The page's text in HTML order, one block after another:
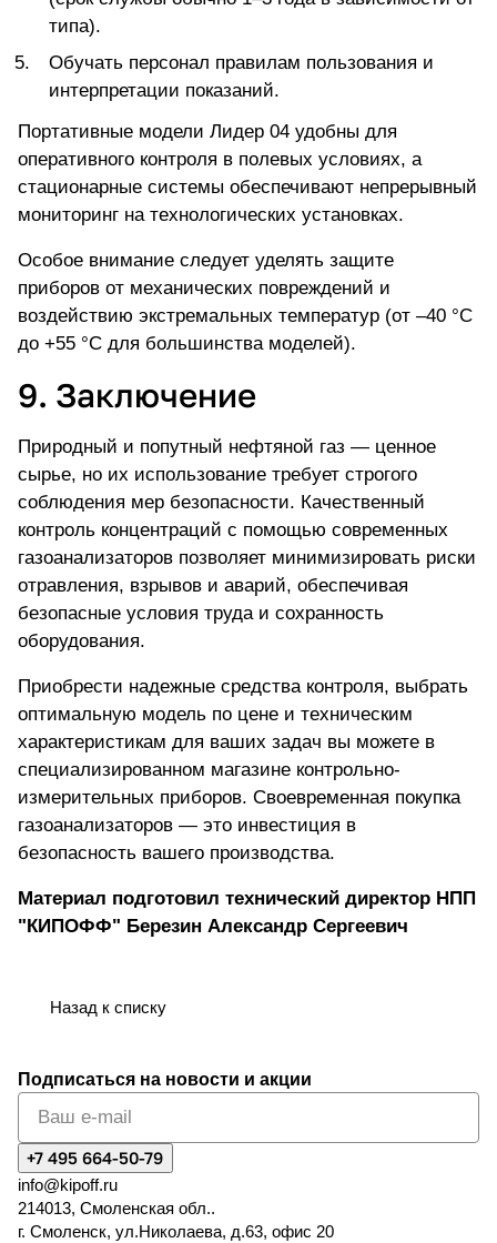
типа).
Обучать персонал правилам пользования и
интерпретации показаний.
Портативные модели Лидер 04 удобны для
оперативного контроля в полевых условиях, а
стационарные системы обеспечивают непрерывный
мониторинг на технологических установках.
Особое внимание следует уделять защите
приборов от механических повреждений и
воздействию экстремальных температур (от –40 °C
до +55 °C для большинства моделей).
9. Заключение
Природный и попутный нефтяной газ — ценное
сырье, но их использование требует строгого
соблюдения мер безопасности. Качественный
контроль концентраций с помощью современных
газоанализаторов позволяет минимизировать риски
отравления, взрывов и аварий, обеспечивая
безопасные условия труда и сохранность
оборудования.
Приобрести надежные средства контроля, выбрать
оптимальную модель по цене и техническим
характеристикам для ваших задач вы можете в
специализированном магазине контрольно-
измерительных приборов. Своевременная покупка
газоанализаторов — это инвестиция в
безопасность вашего производства.
Материал подготовил технический директор НПП
"КИПОФФ" Березин Александр Сергеевич
Назад к списку
Подписаться на новости и акции
+7 495 664-50-79
info@kipoff.ru
214013, Смоленская обл..
г. Смоленск, ул.Николаева, д.63, офис 20